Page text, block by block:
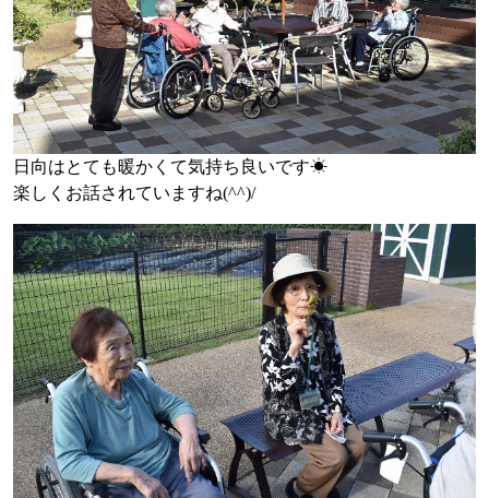
日向はとても暖かくて気持ち良いです☀
楽しくお話されていますね(^^)/